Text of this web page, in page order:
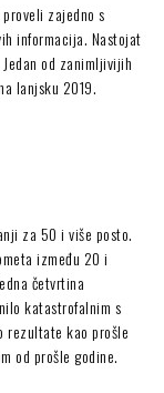
zajedno s
informacija. Nastojat
od zanimljivijih
lanjsku 2019.
za 50 i više posto.
između 20 i
četvrtina
katastrofalnim s
rezultate kao prošle
od prošle godine.